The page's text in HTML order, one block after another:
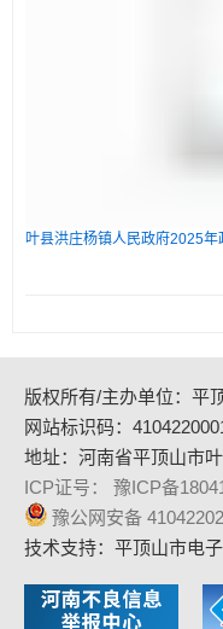
叶县洪庄杨镇人民政府2025
版权所有/主办单位：平
网站标识码：
地址：河南省平顶山市
ICP证号： 豫ICP备
豫公网安备
技术支持：平顶山市电